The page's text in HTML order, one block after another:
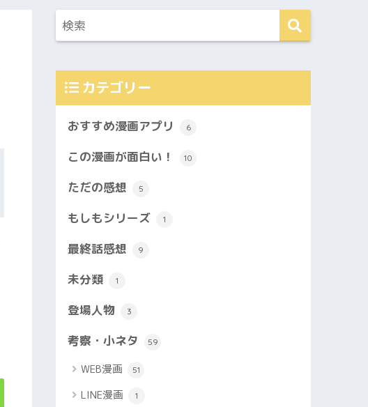
カテゴリー
おすすめ漫画アプリ 6
この漫画が面白い！ 10
ただの感想 5
もしもシリーズ 1
最終話感想 9
未分類 1
登場人物 3
考察・小ネタ 59
WEB漫画 51
LINE漫画 1